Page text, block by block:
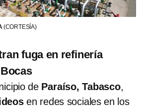
(CORTESÍA)
fuga en refinería
de Paraíso, Tabasco,
en redes sociales en los